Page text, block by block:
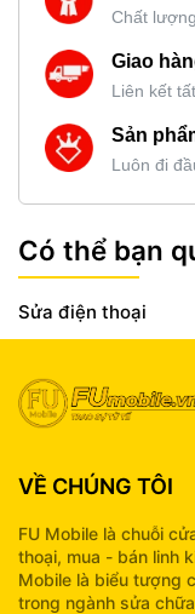
Chất
Giao
Liên kết
Sản
Luôn đi
Có thể bạn
Sửa điện thoại
VỀ CHÚNG TÔI
FU Mobile là chuỗi
thoại, mua - bán linh
Mobile là biểu tượng
trong ngành sửa